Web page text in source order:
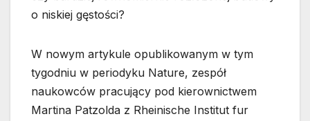
o niskiej gęstości?
W nowym artykule opublikowanym w tym
tygodniu w periodyku Nature, zespół
naukowców pracujący pod kierownictwem
Martina Patzolda z Rheinische Institut fur